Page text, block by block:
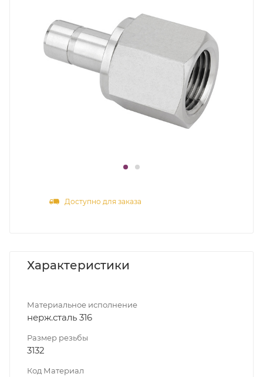
Доступно для заказа
Характеристики
Материальное исполнение
нерж.сталь 316
Размер резьбы
3132
Код Материал